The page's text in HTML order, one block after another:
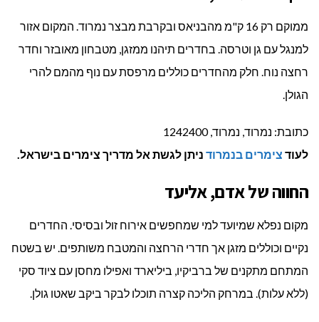
ממוקם רק 16 ק"מ מהבניאס ובקרבת מבצר נמרוד. המקום אזור
למנגל עם גן וטרסה. בחדרים תיהנו ממזגן, מטבחון מאובזר וחדר
רחצה נוח. חלק מהחדרים כוללים מרפסת עם נוף מהמם להרי
הגולן.
כתובת: נמרוד, נמרוד, 1242400
לעוד צימרים בנמרוד ניתן לגשת אל מדריך צימרים בישראל.
החווה של אדם, אליעד
מקום נפלא שמיועד למי שמחפשים אירוח זול ובסיסי. החדרים
נקיים וכוללים מזגן אך חדרי הרחצה והמטבח משותפים. יש בשטח
המתחם מתקנים של ברביקיו, ביליארד ואפילו מחסן עם ציוד סקי
(ללא עלות). במרחק הליכה קצרה תוכלו לבקר ביקב שאטו גולן.